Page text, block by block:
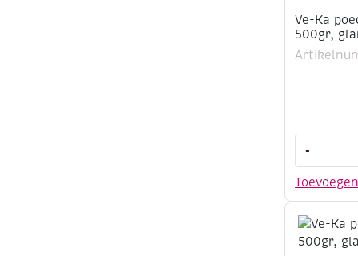
Ve-Ka
500gr,
Toevoegen
-
500gr,
glanzend,
zwart